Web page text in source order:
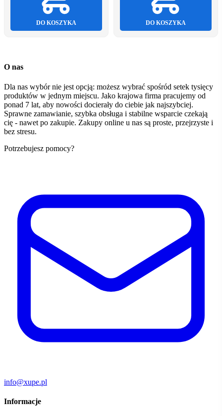
DO KOSZYKA DO KOSZYKA
O nas
Dla nas wybór nie jest opcją: możesz wybrać spośród setek tysięcy
produktów w jednym miejscu. Jako krajowa firma pracujemy od
ponad 7 lat, aby nowości docierały do ciebie jak najszybciej.
Sprawne zamawianie, szybka obsługa i stabilne wsparcie czekają
cię - nawet po zakupie. Zakupy online u nas są proste, przejrzyste i
bez stresu.
Potrzebujesz pomocy?
info@xupe.pl
Informacje